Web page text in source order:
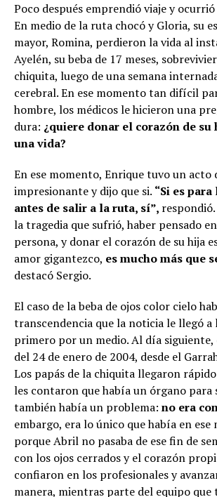
Poco después emprendió viaje y
En medio de la ruta chocó y Gloria, su
mayor, Romina, perdieron la vida al
Ayelén, su beba de 17 meses,
chiquita, luego de una semana
cerebral. En ese momento tan difícil
hombre, los médicos le hicieron una
dura: ¿quiere donar el corazón de su
una vida?
En ese momento, Enrique tuvo un acto
impresionante y dijo que si. “Si es
antes de salir a la ruta, sí”,
la tragedia que sufrió, haber pensado
persona, y donar el corazón de su hija
amor gigantezco, es mucho más que
destacó Sergio.
El caso de la beba de ojos color cielo
transcendencia que la noticia le llegó a
primero por un medio. Al día siguiente,
del 24 de enero de 2004, desde el
Los papás de la chiquita llegaron
les contaron que había un órgano para
también había un problema: no era
embargo, era lo único que había en ese
porque Abril no pasaba de ese fin de
con los ojos cerrados y el corazón
confiaron en los profesionales y
manera, mientras parte del equipo que